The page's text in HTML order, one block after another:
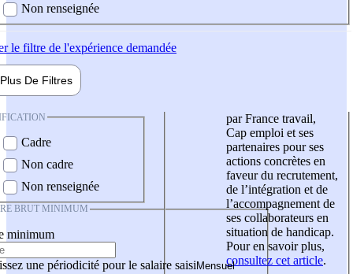
Non renseignée
le filtre de l'expérience demandée
Plus De Filtres
Cadre
Non cadre
Non renseignée
BRUT MINIMUM
minimum
une périodicité pour le salaire saisi
par France travail,
Cap emploi et ses
partenaires pour ses
actions concrètes en
faveur du recrutement,
de l’intégration et de
l’accompagnement de
ses collaborateurs en
situation de handicap.
Pour en savoir plus,
consultez cet article.